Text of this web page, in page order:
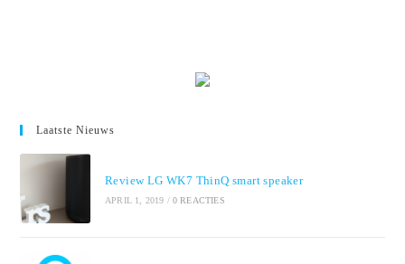
Laatste Nieuws
Review LG WK7 ThinQ smart speaker
APRIL 1, 2019 / 0 REACTIES